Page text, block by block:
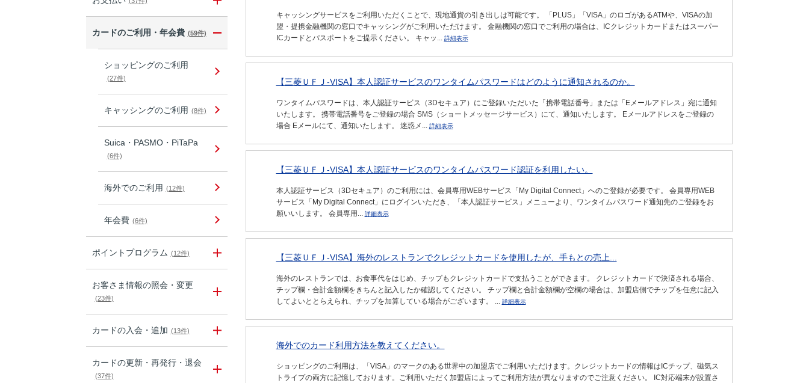
カードのご利用・年会費 (59件)
ショッピングのご利用
(27件)
キャッシングのご利用 (8件)
Suica・PASMO・PiTaPa
(6件)
海外でのご利用 (12件)
年会費 (6件)
ポイントプログラム (12件)
お客さま情報の照会・変更
(23件)
カードの入会・追加 (13件)
カードの更新・再発行・退会
(37件)
キャッシングサービスをご利用いただくことで、現地通貨の引き出しは可能です。 「PLUS」「VISA」のロゴがあるATMや、VISAの加
盟・提携金融機関の窓口でキャッシングがご利用いただけます。 金融機関の窓口でご利用の場合は、ICクレジットカードまたはスーパー
ICカードとパスポートをご提示ください。 キャッ... 詳細表示
【三菱ＵＦＪ-VISA】本人認証サービスのワンタイムパスワードはどのように通知されるのか。
ワンタイムパスワードは、本人認証サービス（3Dセキュア）にご登録いただいた「携帯電話番号」または「Eメールアドレス」宛に通知
いたします。 携帯電話番号をご登録の場合 SMS（ショートメッセージサービス）にて、通知いたします。 Eメールアドレスをご登録の
場合 Eメールにて、通知いたします。 迷惑メ... 詳細表示
【三菱ＵＦＪ-VISA】本人認証サービスのワンタイムパスワード認証を利用したい。
本人認証サービス（3Dセキュア）のご利用には、会員専用WEBサービス「My Digital Connect」へのご登録が必要です。 会員専用WEB
サービス「My Digital Connect」にログインいただき、「本人認証サービス」メニューより、ワンタイムパスワード通知先のご登録をお
願いいします。 会員専用... 詳細表示
【三菱ＵＦＪ-VISA】海外のレストランでクレジットカードを使用したが、手もとの売上...
海外のレストランでは、お食事代をはじめ、チップもクレジットカードで支払うことができます。 クレジットカードで決済される場合、
チップ欄・合計金額欄をきちんと記入したか確認してください。 チップ欄と合計金額欄が空欄の場合は、加盟店側でチップを任意に記入
してよいととらえられ、チップを加算している場合がございます。 ... 詳細表示
海外でのカード利用方法を教えてください。
ショッピングのご利用は、「VISA」のマークのある世界中の加盟店でご利用いただけます。クレジットカードの情報はICチップ、磁気ス
トライプの両方に記憶しております。ご利用いただく加盟店によってご利用方法が異なりますのでご注意ください。 IC対応端末が設置さ